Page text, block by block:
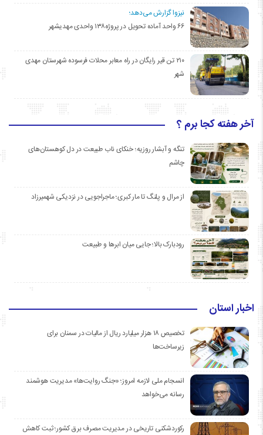
نیزوا گزارش می‌دهد؛
۶۶ واحد آماده تحویل در پروژه۱۳۸ واحدی مهدیشهر
۲۱۰ تن قیر رایگان در راه معابر محلات فرسوده شهرستان مهدی
شهر
آخر هفته کجا برم ؟
تنگه و آبشار روزیه؛ خنکای ناب طبیعت در دل کوهستان‌های
چاشم
از مرال و پلنگ تا مار کبری؛ ماجراجویی در نزدیکی شهمیرزاد
رودبارک بالا؛ جایی میان ابرها و طبیعت
اخبار استان
تخصیص ۱۸ هزار میلیارد ریال از مالیات در سمنان برای
زیرساخت‌ها
انسجام ملی لازمه امروز؛ «جنگ روایت‌ها» مدیریت هوشمند
رسانه می‌خواهد
رکوردشکنی تاریخی در مدیریت مصرف برق کشور؛ ثبت کاهش